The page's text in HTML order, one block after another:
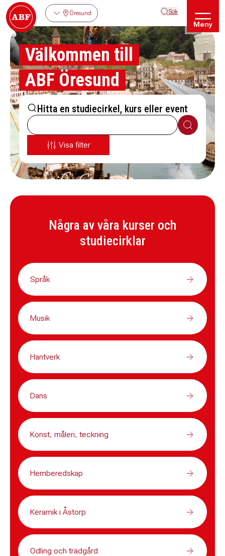
Öresund Sök
Meny
Välkommen till
ABF Öresund
Hitta en studiecirkel, kurs eller event
Sök
Visa filter
Några av våra kurser och
studiecirklar
Språk
Musik
Hantverk
Dans
Konst, måleri, teckning
Hemberedskap
Keramik i Åstorp
Odling och trädgård